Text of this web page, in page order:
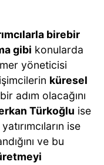
birebir
gibi konularda
yöneticisi
küresel
adım olacağını
Türkoğlu ise
ise
ve bu